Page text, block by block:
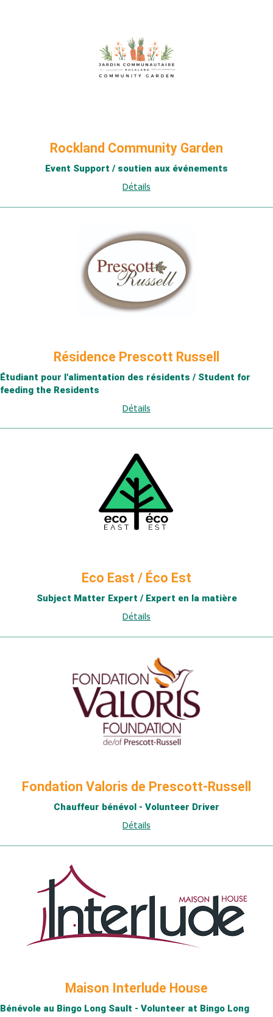
Rockland Community Garden
Event Support / soutien aux événements
Détails
Résidence Prescott Russell
Étudiant pour l'alimentation des résidents / Student for
feeding the Residents
Détails
Eco East / Éco Est
Subject Matter Expert / Expert en la matière
Détails
Fondation Valoris de Prescott-Russell
Chauffeur bénévol - Volunteer Driver
Détails
Maison Interlude House
Bénévole au Bingo Long Sault - Volunteer at Bingo Long